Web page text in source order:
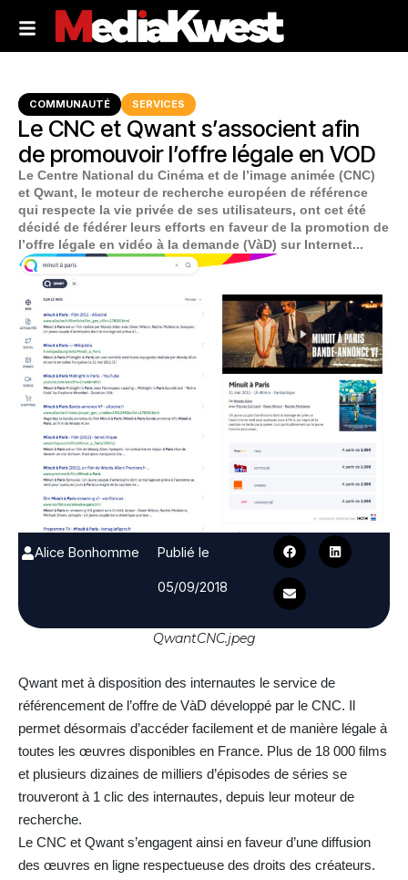
COMMUNAUTÉ SERVICES
Le CNC et Qwant s’associent afin
de promouvoir l’offre légale en VOD
Le Centre National du Cinéma et de l’image animée (CNC)
et Qwant, le moteur de recherche européen de référence
qui respecte la vie privée de ses utilisateurs, ont cet été
décidé de fédérer leurs efforts en faveur de la promotion de
l’offre légale en vidéo à la demande (VàD) sur Internet...
Alice Bonhomme
Publié le
05/09/2018
QwantCNC.jpeg
Qwant met à disposition des internautes le service de
référencement de l’offre de VàD développé par le CNC. Il
permet désormais d’accéder facilement et de manière légale à
toutes les œuvres disponibles en France. Plus de 18 000 films
et plusieurs dizaines de milliers d’épisodes de séries se
trouveront à 1 clic des internautes, depuis leur moteur de
recherche.
Le CNC et Qwant s’engagent ainsi en faveur d’une diffusion
des œuvres en ligne respectueuse des droits des créateurs.